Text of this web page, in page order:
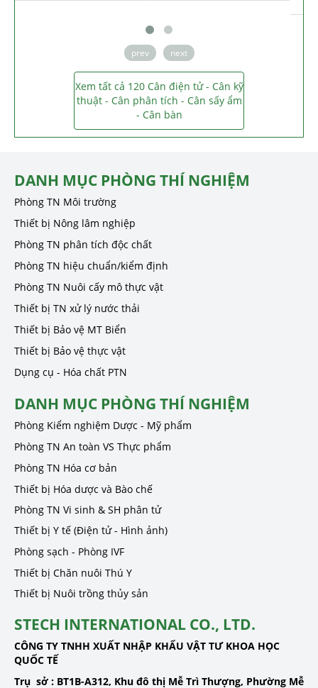
prev next
Xem tất cả 120 Cân điện tử - Cân kỹ
thuật - Cân phân tích - Cân sấy ẩm
- Cân bàn
DANH MỤC PHÒNG THÍ NGHIỆM
Phòng TN Môi trường
Thiết bị Nông lâm nghiệp
Phòng TN phân tích độc chất
Phòng TN hiệu chuẩn/kiểm định
Phòng TN Nuôi cấy mô thực vật
Thiết bị TN xử lý nước thải
Thiết bị Bảo vệ MT Biển
Thiết bị Bảo vệ thực vật
Dụng cụ - Hóa chất PTN
DANH MỤC PHÒNG THÍ NGHIỆM
Phòng Kiểm nghiệm Dược - Mỹ phẩm
Phòng TN An toàn VS Thực phẩm
Phòng TN Hóa cơ bản
Thiết bị Hóa dược và Bào chế
Phòng TN Vi sinh & SH phân tử
Thiết bị Y tế (Điện tử - Hình ảnh)
Phòng sạch - Phòng IVF
Thiết bị Chăn nuôi Thú Y
Thiết bị Nuôi trồng thủy sản
STECH INTERNATIONAL CO., LTD.
CÔNG TY TNHH XUẤT NHẬP KHẨU VẬT TƯ KHOA HỌC
QUỐC TẾ
Trụ sở : BT1B-A312, Khu đô thị Mễ Trì Thượng, Phường Mễ